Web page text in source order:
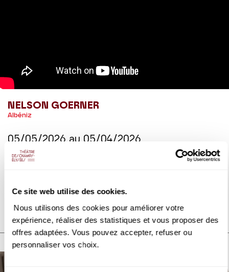
Ce site web utilise des cookies.
Nous utilisons des cookies pour améliorer votre
expérience, réaliser des statistiques et vous proposer des
offres adaptées. Vous pouvez accepter, refuser ou
personnaliser vos choix.
NELSON GOERNER
Albéniz
05/05/2026 au 05/04/2026
Nelson Goerner évoque la suite pour piano écrite par Isaac
DÉCOUVREZ AUSSI